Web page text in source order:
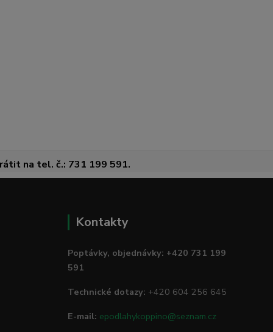
na tel. č.: 731 199 591.
Kontakty
Poptávky, objednávky: +420 731 199
591
Technické dotazy: +420 604 256 645
E-mail: epodlahykoppino@seznam.cz